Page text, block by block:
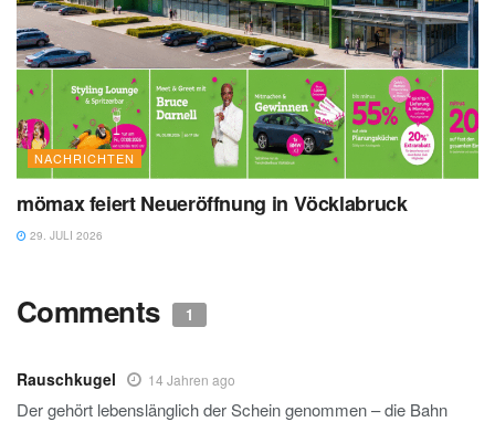
NACHRICHTEN
mömax feiert Neueröffnung in Vöcklabruck
29. JULI 2026
Comments 1
Rauschkugel 14 Jahren ago
Der gehört lebenslänglich der Schein genommen – die Bahn